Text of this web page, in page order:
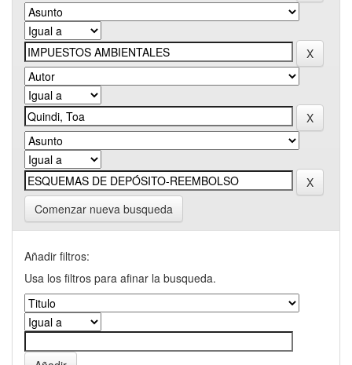
Comenzar nueva busqueda
Añadir filtros:
Usa los filtros para afinar la busqueda.